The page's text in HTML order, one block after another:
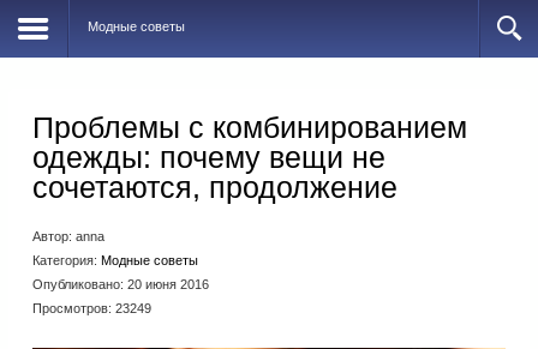
Модные советы
Проблемы с комбинированием
одежды: почему вещи не
сочетаются, продолжение
Автор: anna
Категория: Модные советы
Опубликовано: 20 июня 2016
Просмотров: 23249